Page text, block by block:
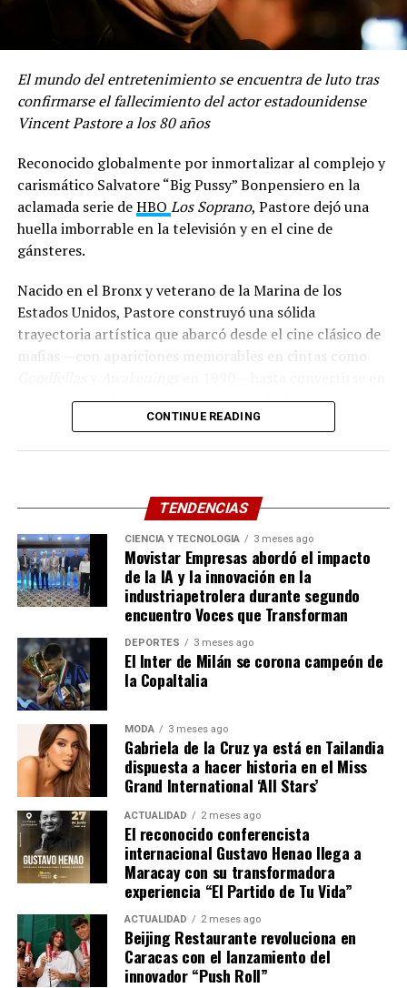
El mundo del entretenimiento se encuentra de luto tras
confirmarse el fallecimiento del actor estadounidense
Vincent Pastore a los 80 años
Reconocido globalmente por inmortalizar al complejo y
carismático Salvatore “Big Pussy” Bonpensiero en la
aclamada serie deHBO Los Soprano, Pastore dejó una
huella imborrable en la televisión y en el cine de
gánsteres.
Nacido en el Bronx y veterano de la Marina de los
Estados Unidos, Pastore construyó una sólida
trayectoria artística que abarcó desde el cine clásico de
mafias —con apariciones memorables en cintas como
un rostro fundamental de la era dorada de la televisión.
Su imponente presencia física y su talento para dotar
Colegas del medio artístico y allegados han expresado su
profunda consternación a través de las plataformas
digitales, recordando no solo su talento interpretativo,
sino su calidad humana y generosidad. Con su partida, la
cultura pop despide a uno de sus rostros más
entrañables, cerrando un capítulo fundamental de la
televisión moderna. Paz a su alma.
Compartir
CONTINUE READING
TENDENCIAS
CIENCIA Y TECNOLOGÍA 3 meses ago
Movistar Empresas abordó el impacto
de la IA y la innovación en la
industriapetrolera durante segundo
encuentro Voces que Transforman
DEPORTES 3 meses ago
El Inter de Milán se corona campeón de
la CopaItalia
MODA 3 meses ago
Gabriela de la Cruz ya está en Tailandia
dispuesta a hacer historia en el Miss
Grand International ‘All Stars’
ACTUALIDAD 2 meses ago
El reconocido conferencista
internacional Gustavo Henao llega a
Maracay con su transformadora
experiencia “El Partido de Tu Vida”
ACTUALIDAD 2 meses ago
Beijing Restaurante revoluciona en
Caracas con el lanzamiento del
innovador “Push Roll”